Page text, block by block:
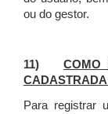
ou do gestor.
11)COMO
Para registrar